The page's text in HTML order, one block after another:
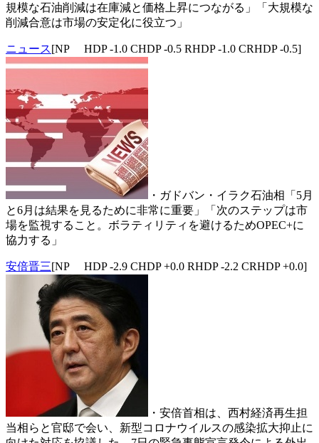
規模な石油削減は在庫減と価格上昇につながる」「大規模な
削減合意は市場の安定化に役立つ」
ニュース[NP HDP -1.0 CHDP -0.5 RHDP -1.0 CRHDP -0.5]
・ガドバン・イラク石油相「5月
と6月は結果を見るために非常に重要」「次のステップは市
場を監視すること。ボラティリティを避けるためOPEC+に
協力する」
安倍晋三[NP HDP -2.9 CHDP +0.0 RHDP -2.2 CRHDP +0.0]
・安倍首相は、西村経済再生担
当相らと官邸で会い、新型コロナウイルスの感染拡大抑止に